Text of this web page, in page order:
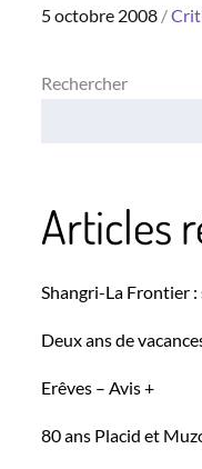
Posted
5 octobre 2008
Rechercher
Articles
Shangri-La Frontier :
Deux ans de
Erêves – Avis +
80 ans Placid et